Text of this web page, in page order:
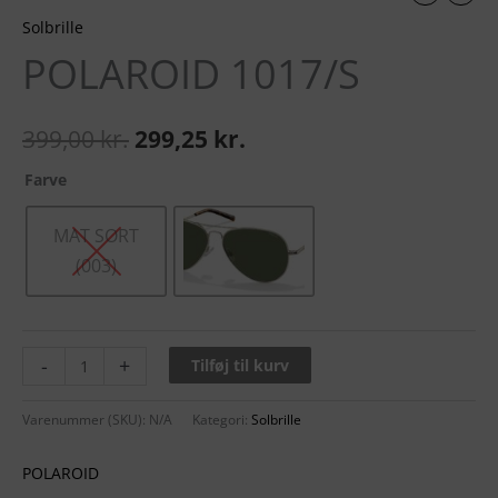
Solbrille
POLAROID 1017/S
399,00kr. 299,25 kr.
Farve
MAT SORT
(003)
- + Tilføj til kurv
Varenummer (SKU): N/A Kategori: Solbrille
POLAROID